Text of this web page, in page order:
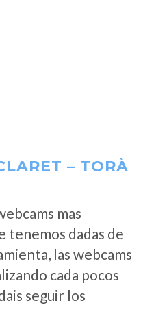
– TORÀ
mas
tenemos dadas de
las webcams
cada pocos
seguir los